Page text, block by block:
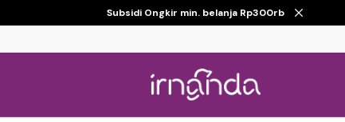
Subsidi Ongkir min. belanja Rp300rb